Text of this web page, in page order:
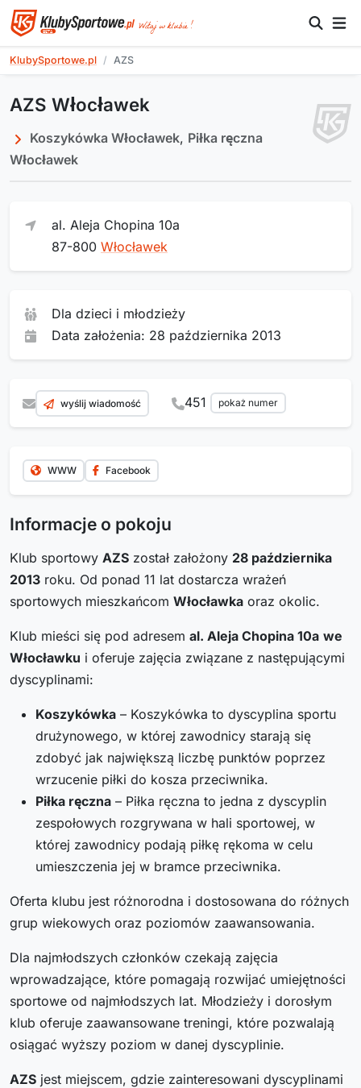
KlubySportowe.pl AZS
AZS Włocławek
Koszykówka Włocławek, Piłka ręczna
Włocławek
al. Aleja Chopina 10a
87-800 Włocławek
Dla dzieci i młodzieży
Data założenia: 28 października 2013
wyślij wiadomość 451 pokaż numer
WWW Facebook
Informacje o pokoju
Klub sportowy AZS został założony 28 października
2013 roku. Od ponad 11 lat dostarcza wrażeń
sportowych mieszkańcom Włocławka oraz okolic.
Klub mieści się pod adresem al. Aleja Chopina 10a we
Włocławku i oferuje zajęcia związane z następującymi
dyscyplinami:
Koszykówka – Koszykówka to dyscyplina sportu
drużynowego, w której zawodnicy starają się
zdobyć jak największą liczbę punktów poprzez
wrzucenie piłki do kosza przeciwnika.
Piłka ręczna – Piłka ręczna to jedna z dyscyplin
zespołowych rozgrywana w hali sportowej, w
której zawodnicy podają piłkę rękoma w celu
umieszczenia jej w bramce przeciwnika.
Oferta klubu jest różnorodna i dostosowana do różnych
grup wiekowych oraz poziomów zaawansowania.
Dla najmłodszych członków czekają zajęcia
wprowadzające, które pomagają rozwijać umiejętności
sportowe od najmłodszych lat. Młodzieży i dorosłym
klub oferuje zaawansowane treningi, które pozwalają
osiągać wyższy poziom w danej dyscyplinie.
AZS jest miejscem, gdzie zainteresowani dyscyplinami